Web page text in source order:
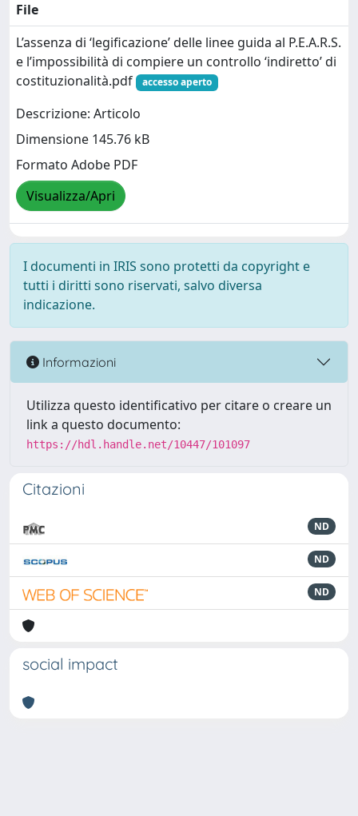
File
L’assenza di ‘legificazione’ delle linee guida al P.E.A.R.S.
e l’impossibilità di compiere un controllo ‘indiretto’ di
costituzionalità.pdf
accesso aperto
Descrizione: Articolo
Dimensione 145.76 kB
Formato Adobe PDF
Visualizza/Apri
I documenti in IRIS sono protetti da copyright e
tutti i diritti sono riservati, salvo diversa
indicazione.
Informazioni
Utilizza questo identificativo per citare o creare un
link a questo documento:
https://hdl.handle.net/10447/101097
Citazioni
ND
ND
ND
social impact